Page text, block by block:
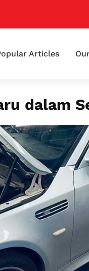
Articles
dalam